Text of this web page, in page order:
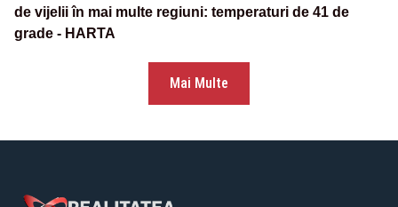
de vijelii în mai multe regiuni: temperaturi de 41 de
grade - HARTA
Mai Multe